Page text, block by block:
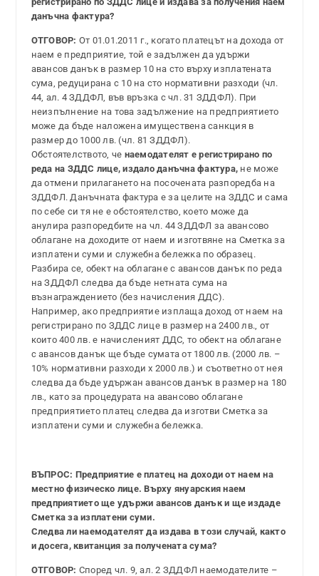
данъчна фактура?
ОТГОВОР: От 01.01.2011 г., когато платецът на дохода от
наем е предприятие, той е задължен да удържи
авансов данък в размер 10 на сто върху изплатената
сума, редуцирана с 10 на сто нормативни разходи (чл.
44, ал. 4 ЗДДФЛ, във връзка с чл. 31 ЗДДФЛ). При
неизпълнение на това задължение на предприятието
може да бъде наложена имуществена санкция в
размер до 1000 лв. (чл. 81 ЗДДФЛ).
Обстоятелството, че наемодателят е регистрирано по
реда на ЗДДС лице, издало данъчна фактура, не може
да отмени прилагането на посочената разпоредба на
ЗДДФЛ. Данъчната фактура е за целите на ЗДДС и сама
по себе си тя не е обстоятелство, което може да
анулира разпоредбите на чл. 44 ЗДДФЛ за авансово
облагане на доходите от наем и изготвяне на Сметка за
изплатени суми и служебна бележка по образец.
Разбира се, обект на облагане с авансов данък по реда
на ЗДДФЛ следва да бъде нетната сума на
възнаграждението (без начисления ДДС).
Например, ако предприятие изплаща доход от наем на
регистрирано по ЗДДС лице в размер на 2400 лв., от
които 400 лв. е начисленият ДДС, то обект на облагане
с авансов данък ще бъде сумата от 1800 лв. (2000 лв. –
10% нормативни разходи х 2000 лв.) и съответно от нея
следва да бъде удържан авансов данък в размер на 180
лв., като за процедурата на авансово облагане
предприятието платец следва да изготви Сметка за
изплатени суми и служебна бележка.
ВЪПРОС: Предприятие е платец на доходи от наем на
местно физическо лице. Върху януарския наем
предприятието ще удържи авансов данък и ще издаде
Сметка за изплатени суми.
Следва ли наемодателят да издава в този случай, както
и досега, квитанция за получената сума?
ОТГОВОР: Според чл. 9, ал. 2 ЗДДФЛ наемодателите –